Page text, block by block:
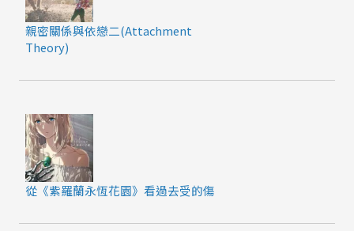
親密關係與依戀二(Attachment
Theory)
從《紫羅蘭永恆花園》看過去受的傷